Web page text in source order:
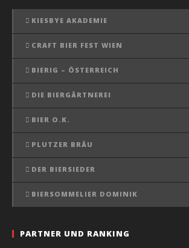
KIESBYE AKADEMIE
CRAFT BIER FEST WIEN
BIERIG – ÖSTERREICH
DIE BIERGÄRTNEREI
BIER O.K.
PLUTZER BRÄU
DER BIERSIEDER
BIERSOMMELIER DOMINIK
PARTNER UND RANKING